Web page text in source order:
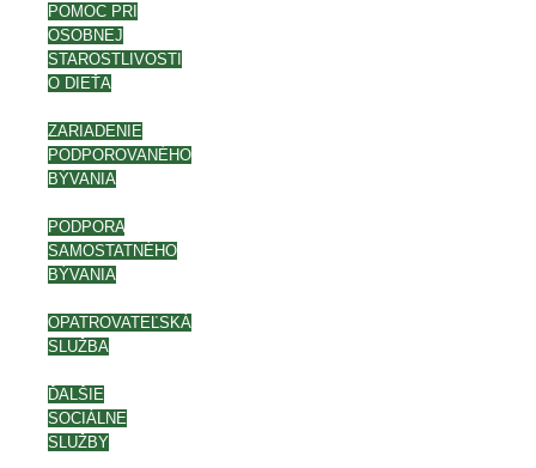
POMOC PRI
OSOBNEJ
STAROSTLIVOSTI
O DIEŤA
ZARIADENIE
PODPOROVANÉHO
BÝVANIA
PODPORA
SAMOSTATNÉHO
BÝVANIA
OPATROVATEĽSKÁ
SLUŽBA
ĎALŠIE
SOCIÁLNE
SLUŽBY